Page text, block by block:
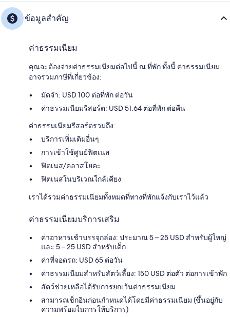
ข้อมูลสำคัญ
ค่าธรรมเนียม
คุณจะต้องจ่ายค่าธรรมเนียมต่อไปนี้ ณ ที่พัก ทั้งนี้ ค่าธรรมเนียม
อาจรวมภาษีที่เกี่ยวข้อง:
มัดจำ: USD 100 ต่อที่พัก ต่อวัน
ค่าธรรมเนียมรีสอร์ต: USD 51.64 ต่อที่พัก ต่อคืน
ค่าธรรมเนียมรีสอร์ตรวมถึง:
บริการเพิ่มเติมอื่นๆ
การเข้าใช้ศูนย์ฟิตเนส
ฟิตเนส/คลาสโยคะ
ฟิตเนสในบริเวณใกล้เคียง
เราได้รวมค่าธรรมเนียมทั้งหมดที่ทางที่พักแจ้งกับเราไว้แล้ว
ค่าธรรมเนียมบริการเสริม
ค่าอาหารเช้าบรรจุกล่อง: ประมาณ 5 – 25 USD สำหรับผู้ใหญ่
และ 5 – 25 USD สำหรับเด็ก
ค่าที่จอดรถ: USD 65 ต่อวัน
ค่าธรรมเนียมสำหรับสัตว์เลี้ยง: 150 USD ต่อตัว ต่อการเข้าพัก
สัตว์ช่วยเหลือได้รับการยกเว้นค่าธรรมเนียม
สามารถเช็กอินก่อนกำหนดได้โดยมีค่าธรรมเนียม (ขึ้นอยู่กับ
ความพร้อมในการให้บริการ)